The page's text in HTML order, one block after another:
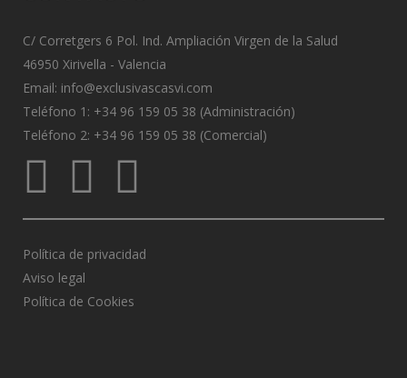
C/ Corretgers 6 Pol. Ind. Ampliación Virgen de la Salud
46950 Xirivella - Valencia
Email: info@exclusivascasvi.com
Teléfono 1: +34 96 159 05 38 (Administración)
Teléfono 2: +34 96 159 05 38 (Comercial)
Política de privacidad
Aviso legal
Política de Cookies